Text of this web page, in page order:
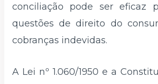
conciliação pode ser eficaz
questões de direito do
cobranças indevidas.
A Lei nº 1.060/1950 e a